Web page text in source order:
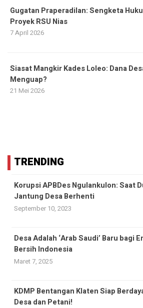
Gugatan Praperadilan: Sengketa
Proyek RSU Nias
7 April 2026
Siasat Mangkir Kades Loleo: Dana
Menguap?
21 Mei 2026
TRENDING
Korupsi APBDes Ngulankulon: Saat
Jantung Desa Berhenti
September 10, 2023
Desa Adalah ‘Arab Saudi’ Baru bagi
Bersih Indonesia
Maret 7, 2025
KDMP Bentangan Klaten Siap
Desa dan Petani!